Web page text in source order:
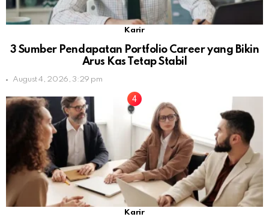
Karir
3 Sumber Pendapatan Portfolio Career yang Bikin
Arus Kas Tetap Stabil
August 4, 2026, 3:29 pm
Karir